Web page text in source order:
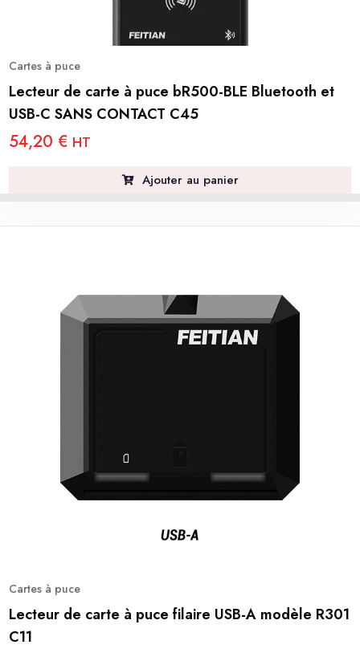
Cartes à puce
Lecteur de carte à puce bR500-BLE Bluetooth et
USB-C SANS CONTACT C45
54,20 € HT
Ajouter au panier
Cartes à puce
Lecteur de carte à puce filaire USB-A modèle R301
C11